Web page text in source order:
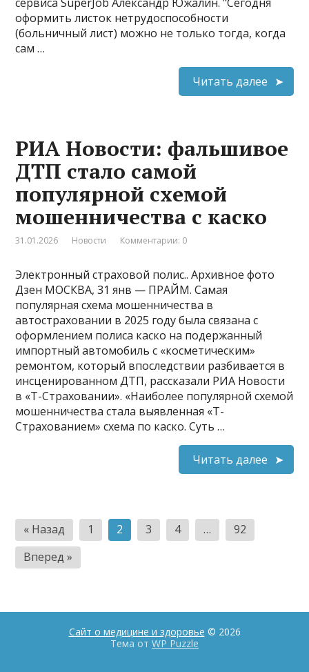
оформить листок нетрудоспособности
(больничный лист) можно не только тогда, когда
сам …
Читать далее
РИА Новости: фальшивое
ДТП стало самой
популярной схемой
мошенничества с каско
31.01.2026 Новости Комментарии: 0
Электронный страховой полис.. Архивное фото
Дзен МОСКВА, 31 янв — ПРАЙМ. Самая
популярная схема мошенничества в
автостраховании в 2025 году была связана с
оформлением полиса каско на подержанный
импортный автомобиль с «косметическим»
ремонтом, который впоследствии разбивается в
инсценированном ДТП, рассказали РИА Новости
в «Т-Страховании». «Наиболее популярной схемой
мошенничества стала выявленная «Т-
Страхованием» схема по каско. Суть …
Читать далее
Пагинация
записей
« Назад 1 2 3 4 …
92
Вперед »
Сайт о медицине и здоровье © 2026
Тема от WP Puzzle